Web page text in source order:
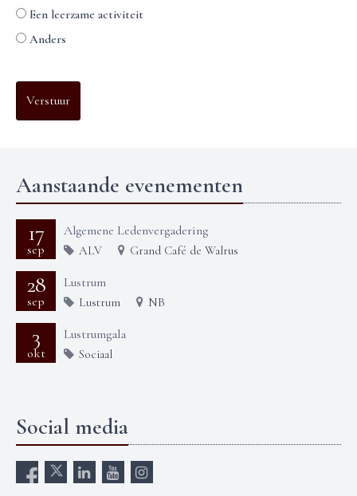
Een leerzame activiteit
Anders
Verstuur
Aanstaande evenementen
17
sep
Algemene Ledenvergadering
ALV Grand Café de Walrus
28
sep
Lustrum
Lustrum NB
3
okt
Lustrumgala
Sociaal
Social media